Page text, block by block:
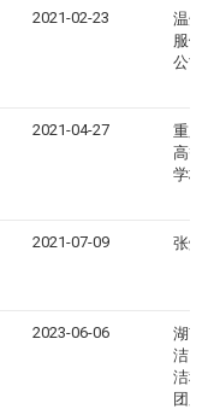
2021-02-23
温州
服饰
公司
2021-04-27
重庆
高等
学校
2021-07-09 张炳
2023-06-06
湖南
洁国
洁科
团股